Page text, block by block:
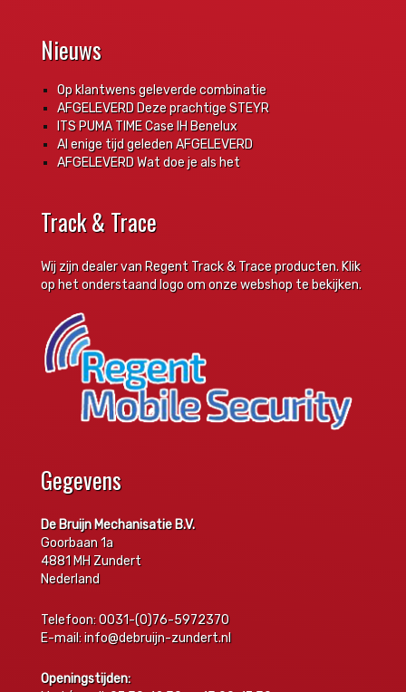
Nieuws
Op klantwens geleverde combinatie
AFGELEVERD Deze prachtige STEYR
ITS PUMA TIME Case IH Benelux
Al enige tijd geleden AFGELEVERD
AFGELEVERD Wat doe je als het
Track & Trace
Wij zijn dealer van Regent Track & Trace producten. Klik
op het onderstaand logo om onze webshop te bekijken.
Gegevens
De Bruijn Mechanisatie B.V.
Goorbaan 1a
4881 MH Zundert
Nederland
Telefoon: 0031-(0)76-5972370
E-mail: info@debruijn-zundert.nl
Openingstijden: